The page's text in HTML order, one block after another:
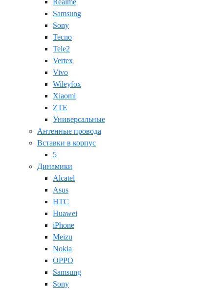
Realme
Samsung
Sony
Tecno
Tele2
Vertex
Vivo
Wileyfox
Xiaomi
ZTE
Универсальные
Антенные провода
Вставки в корпус
5
Динамики
Alcatel
Asus
HTC
Huawei
iPhone
Meizu
Nokia
OPPO
Samsung
Sony